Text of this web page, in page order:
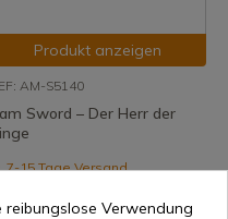
Produkt anzeigen
AM-S5140
Sword – Der Herr der
7-15 Tage Versand
reibungslose Verwendung